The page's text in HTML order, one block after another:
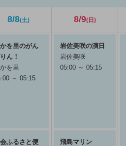
8/8(土) 8/9(日)
を里のがん
ん！
を里
～ 05:15
ふるさと便
岩佐美咲の演日
岩佐美咲
05:00 ～ 05:15
飛島マリン